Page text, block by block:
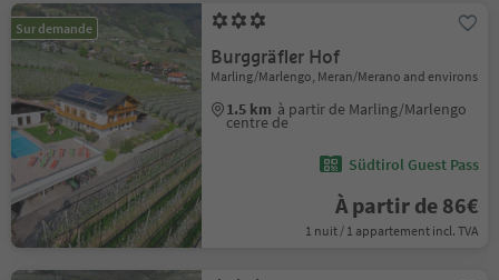
Sur demande
Burggräfler Hof
Marling/Marlengo, Meran/Merano and environs
1.5 km à partir de Marling/Marlengo
centre de
Südtirol Guest Pass
À partir de 86€
1 nuit / 1 appartement incl. TVA